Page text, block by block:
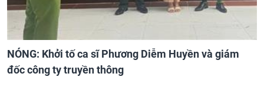
NÓNG: Khởi tố ca sĩ Phương Diễm Huyền và giám
đốc công ty truyền thông